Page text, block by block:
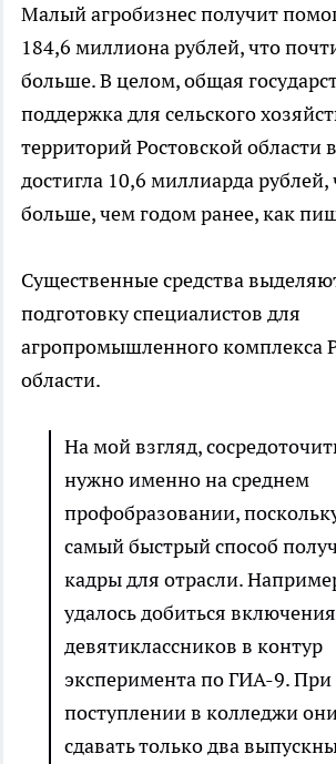
Малый агробизнес получит
184,6 миллиона рублей, что
больше. В целом, общая
поддержка для сельского
территорий Ростовской области
достигла 10,6 миллиарда рублей,
больше, чем годом ранее, как
Существенные средства
подготовку специалистов для
агропромышленного комплекса
области.
На мой взгляд,
нужно именно на среднем
профобразовании,
самый быстрый способ
кадры для отрасли.
удалось добиться
девятиклассников в контур
эксперимента по ГИА-9. При
поступлении в колледжи
сдавать только два